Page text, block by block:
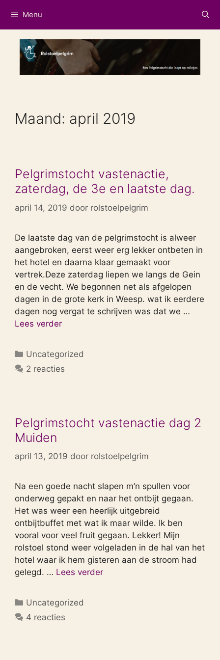
naar
de
inhoud
Menu
Maand: april 2019
Pelgrimstocht vastenactie,
zaterdag, de 3e en laatste dag.
april 14, 2019 door rolstoelpelgrim
De laatste dag van de pelgrimstocht is alweer
aangebroken, eerst weer erg lekker ontbeten in
het hotel en daarna klaar gemaakt voor
vertrek.Deze zaterdag liepen we langs de Gein
en de vecht. We begonnen net als afgelopen
dagen in de grote kerk in Weesp. wat ik eerdere
dagen nog vergat te schrijven was dat we …
Lees verder
Categorieën
Uncategorized
2 reacties
Pelgrimstocht vastenactie dag 2
Muiden
april 13, 2019 door rolstoelpelgrim
Na een goede nacht slapen m’n spullen voor
onderweg gepakt en naar het ontbijt gegaan.
Het was weer een heerlijk uitgebreid
ontbijtbuffet met wat ik maar wilde. Ik ben
vooral voor veel fruit gegaan. Lekker! Mijn
rolstoel stond weer volgeladen in de hal van het
hotel waar ik hem gisteren aan de stroom had
gelegd. … Lees verder
Categorieën
Uncategorized
4 reacties